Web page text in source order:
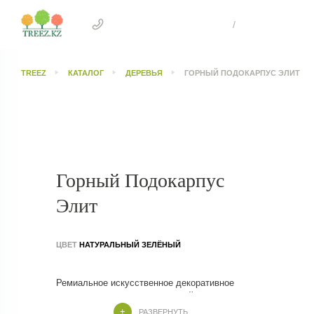
/
TREEZ КАТАЛОГ ДЕРЕВЬЯ ГОРНЫЙ ПОДОКАРПУС ЭЛИТ
Горный Подокарпус
Элит
ЦВЕТ НАТУРАЛЬНЫЙ ЗЕЛЁНЫЙ
Ремиальное искусственное декоративное
дерево, выполненное с высокой степенью
реалистичности. Отличается изящной
РАЗВЕРНУТЬ